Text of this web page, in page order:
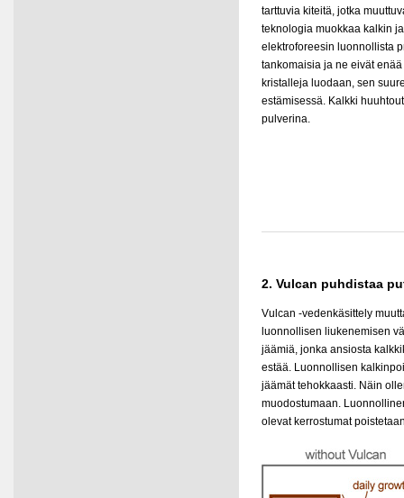
tarttuvia kiteitä, jotka
teknologia muokkaa kalkin
elektroforeesin luonnollista
tankomaisia ja ne eivät
kristalleja luodaan, sen
estämisessä. Kalkki
pulverina.
2. Vulcan puhdistaa
Vulcan -vedenkäsittely
luonnollisen liukenemisen
jäämiä, jonka ansiosta
estää. Luonnollisen
jäämät tehokkaasti. Näin
muodostumaan.
olevat kerrostumat